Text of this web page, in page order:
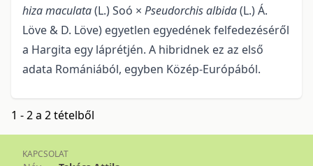
hiza maculata(L.) Soó × Pseudorchis albida(L.) Á.
Löve & D. Löve) egyet­len egyedének felfedezéséről
a Hargita egy láprét­jén. A hibridnek ez az első
adata Romániá­ból, egyben Közép-Európából.
1 - 2 a 2 tételből
KAPCSOLAT